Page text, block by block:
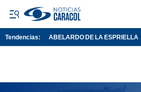
Tendencias: ABELARDO DE LA ESPRIELLA